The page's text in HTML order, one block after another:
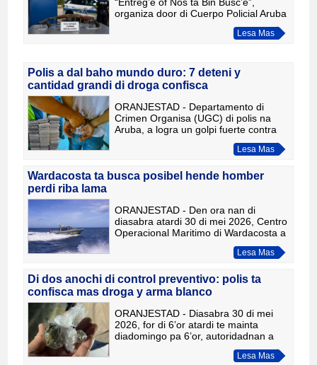
organiza door di Cuerpo Policial Aruba
(KPA) hunto cu Ministerio Publico, a
yega na su final oficialmente. Awor,
Lesa Mas
Polis a dal baho mundo duro: 7 deteni y
cantidad grandi di droga confisca
ORANJESTAD - Departamento di
Crimen Organisa (UGC) di polis na
Aruba, a logra un golpi fuerte contra
trafico di droga despues di un
operacion grandi cu a resulta den
Lesa Mas
Wardacosta ta busca posibel hende homber
perdi riba lama
ORANJESTAD - Den ora nan di
diasabra atardi 30 di mei 2026, Centro
Operacional Maritimo di Wardacosta a
ricibi un melding relaciona cu un
persona posiblemente perdi riba lama.
Lesa Mas
Di dos anochi di control preventivo: polis ta
confisca mas droga y arma blanco
ORANJESTAD - Diasabra 30 di mei
2026, for di 6’or atardi te mainta
diadomingo pa 6’or, autoridadnan a
continua cu e accion di ristramento
preventivo den districtonan di Noord y
Lesa Mas